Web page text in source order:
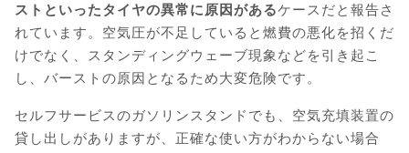
ストといったタイヤの異常に原因があるケースだと報告さ
れています。空気圧が不足していると燃費の悪化を招くだ
けでなく、スタンディングウェーブ現象などを引き起こ
し、バーストの原因となるため大変危険です。
セルフサービスのガソリンスタンドでも、空気充填装置の
貸し出しがありますが、正確な使い方がわからない場合